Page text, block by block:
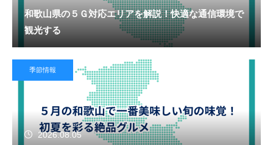
和歌山県の５Ｇ対応エリアを解説！快適な通信環境で
観光する
季節情報
2026.08.05